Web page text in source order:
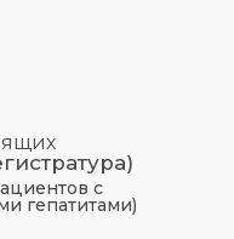
с
гепатитами)